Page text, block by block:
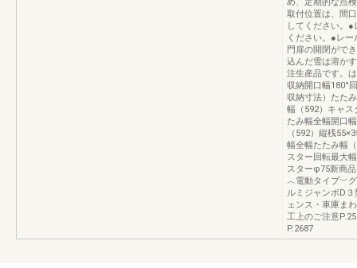
取付位置は、間
してください。
ください。●レ
門扉の開閉がで
込んだ雪は溶か
注生産品です。
収納開口幅180°
収納寸法）たた
幅（592）キャス
たみ幅全幅開口
（592）縦桟
幅全幅たたみ幅
スター回転最大
スターφ75新商
︿電動タイプ﹀
ルミジャンボD
ェンス・車庫ま
工上のご注意
P.2687